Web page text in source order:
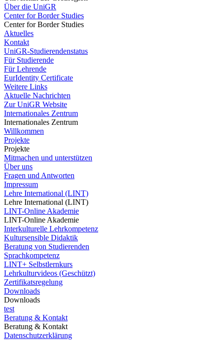
Über die UniGR
Center for Border Studies
Center for Border Studies
Aktuelles
Kontakt
UniGR-Studierendenstatus
Für Studierende
Für Lehrende
EurIdentity Certificate
Weitere Links
Aktuelle Nachrichten
Zur UniGR Website
Internationales Zentrum
Internationales Zentrum
Willkommen
Projekte
Projekte
Mitmachen und unterstützen
Über uns
Fragen und Antworten
Impressum
Lehre International (LINT)
Lehre International (LINT)
LINT-Online Akademie
LINT-Online Akademie
Interkulturelle Lehrkompetenz
Kultursensible Didaktik
Beratung von Studierenden
Sprachkompetenz
LINT+ Selbstlernkurs
Lehrkulturvideos (Geschützt)
Zertifikatsregelung
Downloads
Downloads
test
Beratung & Kontakt
Beratung & Kontakt
Datenschutzerklärung